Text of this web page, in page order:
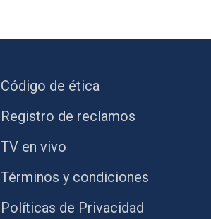
Código de ética
Registro de reclamos
TV en vivo
Términos y condiciones
Políticas de Privacidad